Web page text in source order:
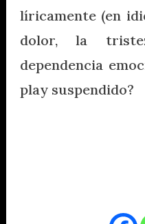
líricamente (en
dolor, la
dependencia
play suspendido?